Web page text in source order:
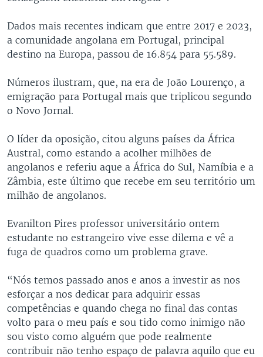
Dados mais recentes indicam que entre 2017 e 2023,
a comunidade angolana em Portugal, principal
destino na Europa, passou de 16.854 para 55.589.
Números ilustram, que, na era de João Lourenço, a
emigração para Portugal mais que triplicou segundo
o Novo Jornal.
O líder da oposição, citou alguns países da África
Austral, como estando a acolher milhões de
angolanos e referiu aque a África do Sul, Namíbia e a
Zâmbia, este último que recebe em seu território um
milhão de angolanos.
Evanilton Pires professor universitário ontem
estudante no estrangeiro vive esse dilema e vê a
fuga de quadros como um problema grave.
“Nós temos passado anos e anos a investir as nos
esforçar a nos dedicar para adquirir essas
competências e quando chega no final das contas
volto para o meu país e sou tido como inimigo não
sou visto como alguém que pode realmente
contribuir não tenho espaço de palavra aquilo que eu